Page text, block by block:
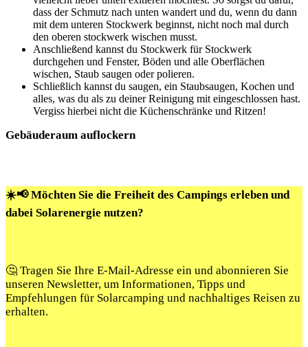
dass der Schmutz nach unten wandert und du, wenn du dann
mit dem unteren Stockwerk beginnst, nicht noch mal durch
den oberen stockwerk wischen musst.
Anschließend kannst du Stockwerk für Stockwerk
durchgehen und Fenster, Böden und alle Oberflächen
wischen, Staub saugen oder polieren.
Schließlich kannst du saugen, ein Staubsaugen, Kochen und
alles, was du als zu deiner Reinigung mit eingeschlossen hast.
Vergiss hierbei nicht die Küchenschränke und Ritzen!
Gebäuderaum auflockern
☀️📢 Möchten Sie die Freiheit des Campings erleben und
dabei Solarenergie nutzen?
🤔 Tragen Sie Ihre E-Mail-Adresse ein und abonnieren Sie
unseren Newsletter, um Informationen, Tipps und
Empfehlungen für Solarcamping und nachhaltiges Reisen zu
erhalten.